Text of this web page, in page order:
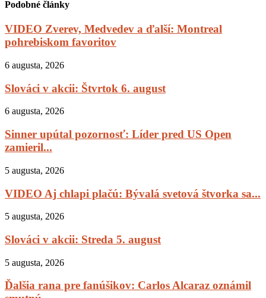
Podobné články
VIDEO Zverev, Medvedev a ďalší: Montreal
pohrebiskom favoritov
6 augusta, 2026
Slováci v akcii: Štvrtok 6. august
6 augusta, 2026
Sinner upútal pozornosť: Líder pred US Open
zamieril...
5 augusta, 2026
VIDEO Aj chlapi plačú: Bývalá svetová štvorka sa...
5 augusta, 2026
Slováci v akcii: Streda 5. august
5 augusta, 2026
Ďalšia rana pre fanúšikov: Carlos Alcaraz oznámil